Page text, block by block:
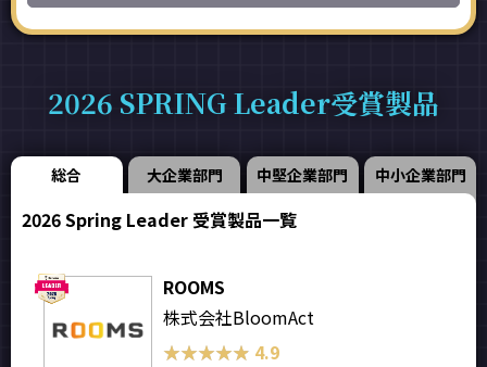
2026 SPRING Leader受賞製品
総合 大企業部門 中堅企業部門 中小企業部門
2026 Spring Leader 受賞製品一覧
ROOMS
株式会社BloomAct
★★★★★
★★★★★ 4.9